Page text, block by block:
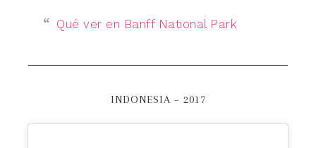
Qué ver en Banff National Park
INDONESIA – 2017